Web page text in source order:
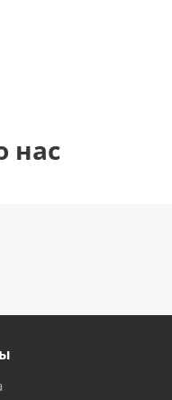
нас